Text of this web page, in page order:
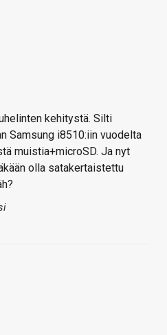
kehitystä. Silti
Samsung i8510:iin vuodelta
muistia+microSD. Ja nyt
olla satakertaistettu